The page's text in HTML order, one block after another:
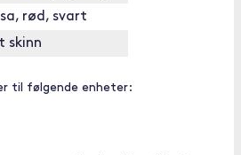
rød, svart
skinn
til følgende enheter: